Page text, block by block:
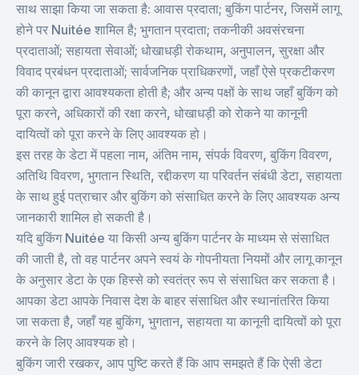
साथ साझा किया जा सकता है: आवास प्रदाता; बुकिंग पार्टनर, जिसमें लागू
होने पर Nuitée शामिल है; भुगतान प्रदाता; तकनीकी अवसंरचना
प्रदाताओं; सहायता सेवाओं; धोखाधड़ी रोकथाम, अनुपालन, सुरक्षा और
विवाद प्रबंधन प्रदाताओं; सार्वजनिक प्राधिकरणों, जहाँ ऐसे प्रकटीकरण
की कानून द्वारा आवश्यकता होती है; और अन्य पक्षों के साथ जहाँ बुकिंग को
पूरा करने, अधिकारों की रक्षा करने, धोखाधड़ी को रोकने या कानूनी
दायित्वों को पूरा करने के लिए आवश्यक हो।
इस तरह के डेटा में पहला नाम, अंतिम नाम, संपर्क विवरण, बुकिंग विवरण,
अतिथि विवरण, भुगतान स्थिति, रद्दीकरण या परिवर्तन संबंधी डेटा, सहायता
के साथ हुई पत्राचार और बुकिंग को संसाधित करने के लिए आवश्यक अन्य
जानकारी शामिल हो सकती है।
यदि बुकिंग Nuitée या किसी अन्य बुकिंग पार्टनर के माध्यम से संसाधित
की जाती है, तो वह पार्टनर अपने स्वयं के गोपनीयता नियमों और लागू कानून
के अनुसार डेटा के एक हिस्से को स्वतंत्र रूप से संसाधित कर सकता है।
आपका डेटा आपके निवास देश के बाहर संसाधित और स्थानांतरित किया
जा सकता है, जहाँ यह बुकिंग, भुगतान, सहायता या कानूनी दायित्वों को पूरा
करने के लिए आवश्यक हो।
बुकिंग जारी रखकर, आप पुष्टि करते हैं कि आप समझते हैं कि ऐसी डेटा